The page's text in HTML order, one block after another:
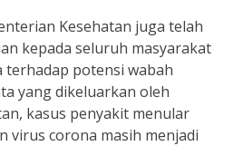
Kesehatan juga telah
kepada seluruh masyarakat
terhadap potensi wabah
yang dikeluarkan oleh
kasus penyakit menular
virus corona masih menjadi